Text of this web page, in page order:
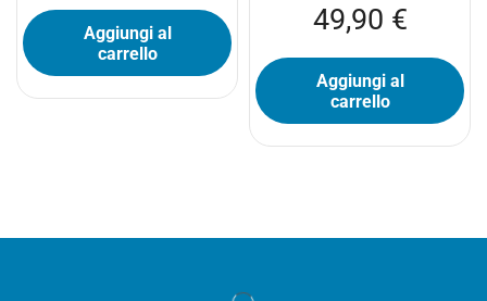
Aggiungi al
carrello
49,90 €
Aggiungi al
carrello